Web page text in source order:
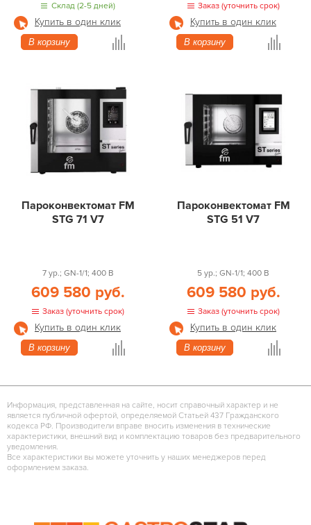
Склад (2-5 дней)
Купить в один клик
В корзину
Заказ (уточнить срок)
Купить в один клик
В корзину
Пароконвектомат FM
STG 71 V7
7 ур.; GN-1/1; 400 В
609 580 руб.
Заказ (уточнить срок)
Купить в один клик
В корзину
Пароконвектомат FM
STG 51 V7
5 ур.; GN-1/1; 400 В
609 580 руб.
Заказ (уточнить срок)
Купить в один клик
В корзину
Информация, представленная на сайте, носит справочный характер и не
является публичной офертой, определяемой Статьей 437 Гражданского
кодекса РФ. Производители вправе вносить изменения в технические
характеристики, внешний вид и комплектацию товаров без предварительного
уведомления.
Все характеристики вы можете уточнить у наших менеджеров перед
оформлением заказа.